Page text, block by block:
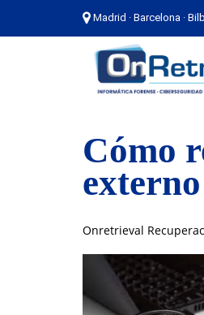
Madrid · Barcelona ·
Madrid · Barcelona
Cómo
externo
Onretrieval